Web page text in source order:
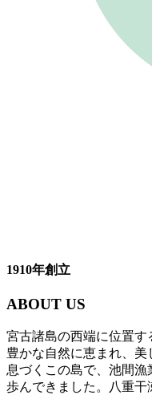
1910年創立
ABOUT US
宮古諸島の西端に位置す
豊かな自然に恵まれ、
息づくこの島で、池間
歩んできました。八重